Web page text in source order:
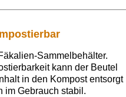
Sammelbehälter.
kann der Beutel
in den Kompost entsorgt
im Gebrauch stabil.